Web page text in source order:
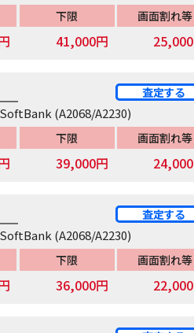
下限
41,000円
画面割れ等
(A2068/A2230)
査定する
下限
39,000円
画面割れ等
(A2068/A2230)
査定する
下限
36,000円
画面割れ等